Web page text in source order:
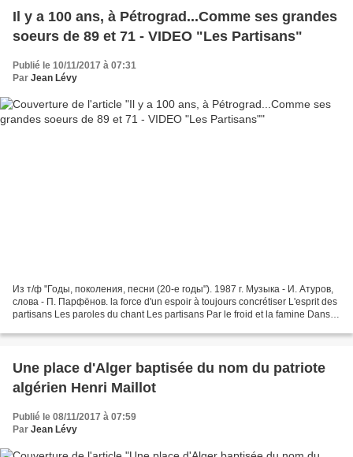
Il y a 100 ans, à Pétrograd...Comme ses grandes
soeurs de 89 et 71 - VIDEO "Les Partisans"
Publié le 10/11/2017 à 07:31
Par Jean Lévy
Из т/ф "Годы, поколения, песни (20-е годы"). 1987 г. Музыка - И. Атуров,
слова - П. Парфёнов. la force d'un espoir à toujours concrétiser L'esprit des
partisans Les paroles du chant Les partisans Par le froid et la famine Dans
Une place d'Alger baptisée du nom du patriote
algérien Henri Maillot
Publié le 08/11/2017 à 07:59
Par Jean Lévy